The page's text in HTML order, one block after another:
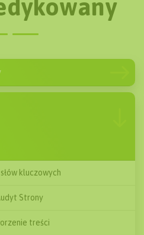
treści
pozycji
linkowanie
raporty
słów kluczowych
Strony
treści